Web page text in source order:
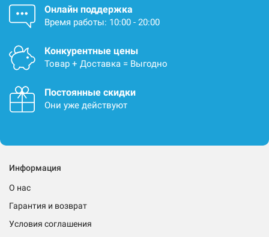
Онлайн поддержка
Время работы: 10:00 - 20:00
Конкурентные цены
Товар + Доставка = Выгодно
Постоянные скидки
Они уже действуют
Информация
О нас
Гарантия и возврат
Условия соглашения